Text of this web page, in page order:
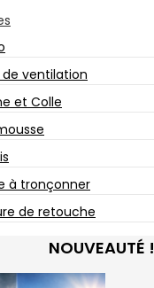
de ventilation
et Colle
à tronçonner
de retouche
NOUVEAUTÉ !